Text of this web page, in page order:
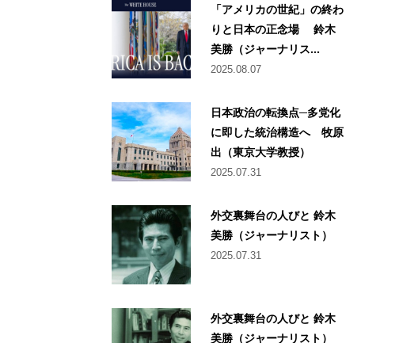
「アメリカの世紀」の終わ
りと日本の正念場 鈴木
美勝（ジャーナリス...
2025.08.07
日本政治の転換点─多党化
に即した統治構造へ 牧原
出（東京大学教授）
2025.07.31
外交裏舞台の人びと 鈴木
美勝（ジャーナリスト）
2025.07.31
外交裏舞台の人びと 鈴木
美勝（ジャーナリスト）